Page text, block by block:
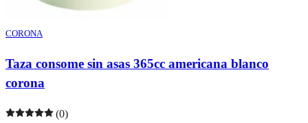
CORONA
Taza consome sin asas 365cc americana blanco
corona
(0)